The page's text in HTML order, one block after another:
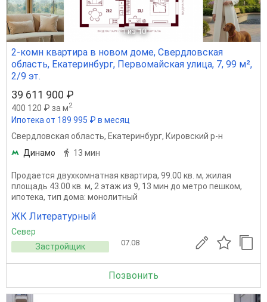
1 из 10
2-комн квартира в новом доме, Свердловская
область, Екатеринбург, Первомайская улица, 7, 99 м²,
2/9 эт.
39 611 900 ₽
400 120 ₽ за м2
Ипотека от 189 995 ₽ в месяц
Свердловская область, Екатеринбург, Кировский р-н
Динамо
13 мин
Продается двухкомнатная квартира, 99.00 кв. м, жилая
площадь 43.00 кв. м, 2 этаж из 9, 13 мин до метро пешком,
ипотека, тип дома: монолитный
ЖК Литературный
Север
Застройщик
07.08
Позвонить